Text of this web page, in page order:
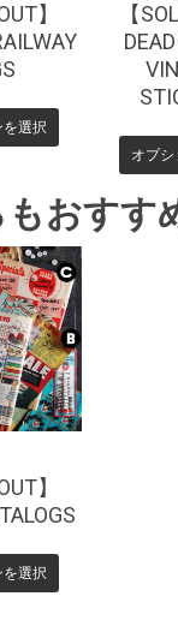
】
選択
【
オプ
もおすす
】
選択